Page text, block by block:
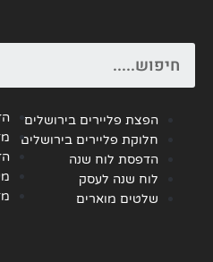
הפצת פליירים בירושלים
חלוקת פליירים בירושלים
הדפסת לוח שנה
לוח שנה לעסק
שלטים מוארים